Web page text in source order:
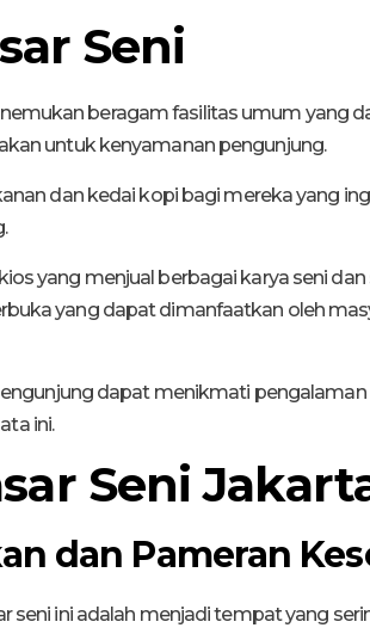
Seni
beragam fasilitas umum yang
untuk kenyamanan pengunjung.
dan kedai kopi bagi mereka yang
yang menjual berbagai karya seni dan
yang dapat dimanfaatkan oleh
dapat menikmati pengalaman
ini.
Seni
dan Pameran
seni ini adalah menjadi tempat yang